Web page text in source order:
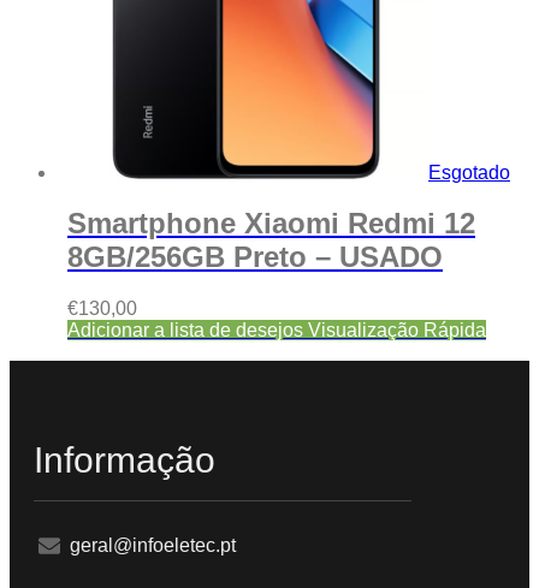
Esgotado
Smartphone Xiaomi Redmi 12
8GB/256GB Preto – USADO
€130,00
Adicionar a lista de desejos Visualização Rápida
Informação
geral@infoeletec.pt